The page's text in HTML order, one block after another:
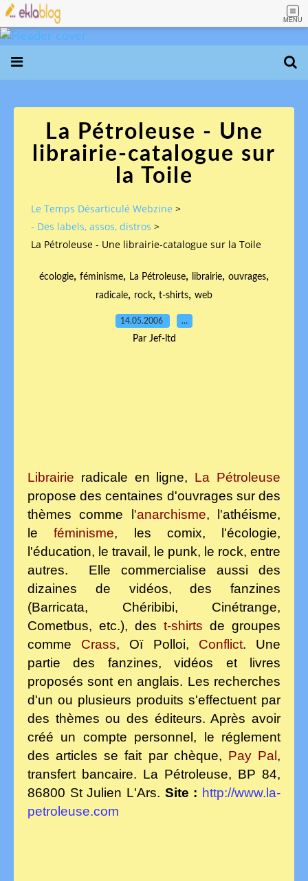
MENU
La Pétroleuse - Une
librairie-catalogue sur
la Toile
Le Temps Désarticulé Webzine >
- Des labels, assos, distros >
La Pétroleuse - Une librairie-catalogue sur la Toile
écologie, féminisme, La Pétroleuse, librairie, ouvrages,
radicale, rock, t-shirts, web
14.05.2006 …
Par Jef-ltd
Librairie radicale en ligne, La Pétroleuse
propose des centaines d'ouvrages sur des
thèmes comme l'anarchisme, l'athéisme,
le féminisme, les comix, l'écologie,
l'éducation, le travail, le punk, le rock, entre
autres. Elle commercialise aussi des
dizaines de vidéos, des fanzines
(Barricata, Chéribibi, Cinétrange,
Cometbus, etc.), des t-shirts de groupes
comme Crass, Oï Polloi, Conflict. Une
partie des fanzines, vidéos et livres
proposés sont en anglais. Les recherches
d'un ou plusieurs produits s'effectuent par
des thèmes ou des éditeurs. Après avoir
créé un compte personnel, le réglement
des articles se fait par chèque, Pay Pal,
transfert bancaire. La Pétroleuse, BP 84,
86800 St Julien L'Ars. Site : http://www.la-
petroleuse.com